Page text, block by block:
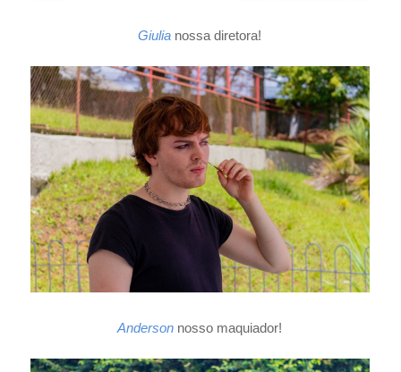
Giulianossa diretora!
Andersonnosso maquiador!